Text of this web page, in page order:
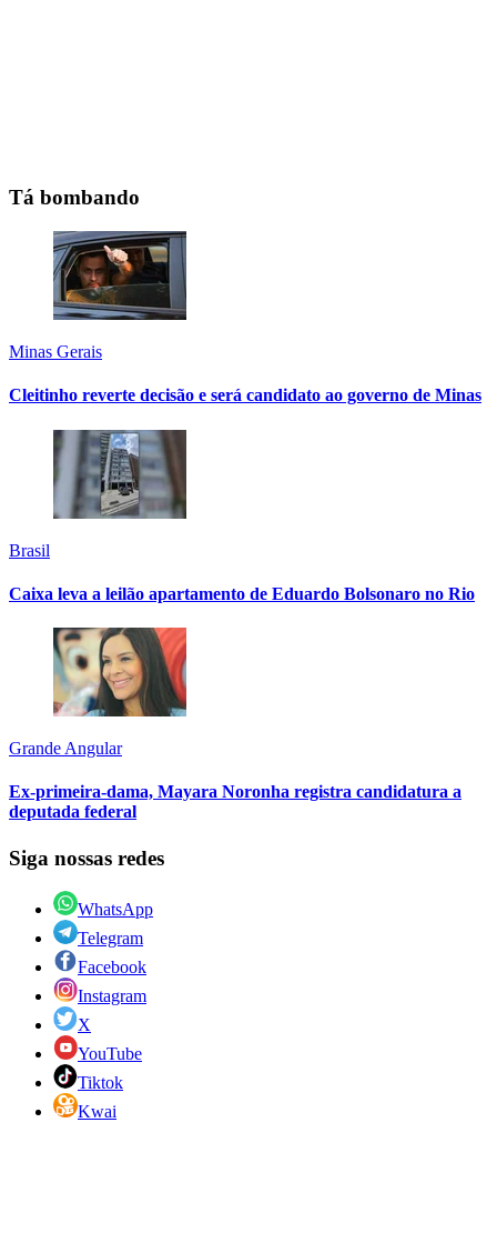
Tá bombando
Minas Gerais
Cleitinho reverte decisão e será candidato ao governo de Minas
Brasil
Caixa leva a leilão apartamento de Eduardo Bolsonaro no Rio
Grande Angular
Ex-primeira-dama, Mayara Noronha registra candidatura a
deputada federal
Siga nossas redes
WhatsApp
Telegram
Facebook
Instagram
X
YouTube
Tiktok
Kwai